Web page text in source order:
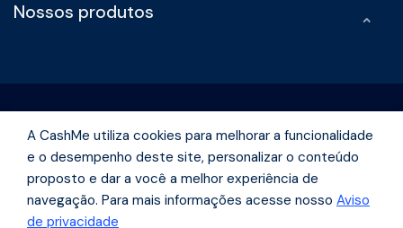
Nossos produtos
Rua Olimpíadas, 242 -Vila Olímpia São Paulo - São Paulo | CEP
04551-000
A CashMe utiliza cookies para melhorar a funcionalidade
e o desempenho deste site, personalizar o conteúdo
proposto e dar a você a melhor experiência de
navegação. Para mais informações acesse nosso Aviso
de privacidade